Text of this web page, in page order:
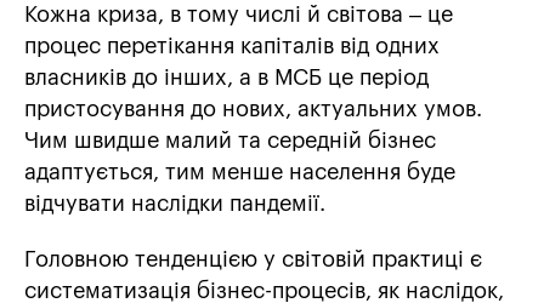
Кожна криза, в тому числі й світова – це
процес перетікання капіталів від одних
власників до інших, а в МСБ це період
пристосування до нових, актуальних умов.
Чим швидше малий та середній бізнес
адаптується, тим менше населення буде
відчувати наслідки пандемії.
Головною тенденцією у світовій практиці є
систематизація бізнес-процесів, як наслідок,